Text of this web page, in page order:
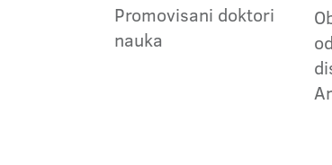
Promovisani doktori
nauka